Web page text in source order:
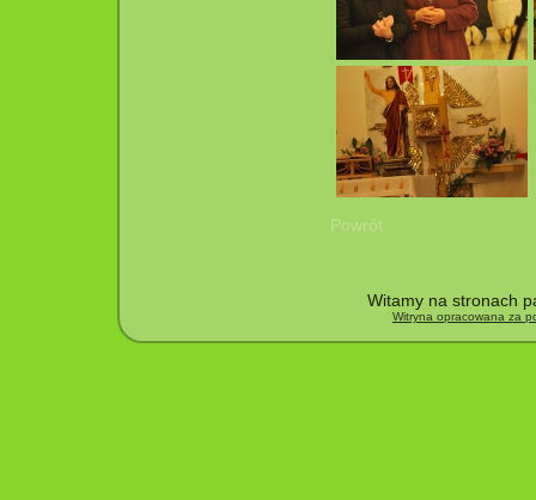
Powrót
Witamy na stronach
Witryna opracowana za